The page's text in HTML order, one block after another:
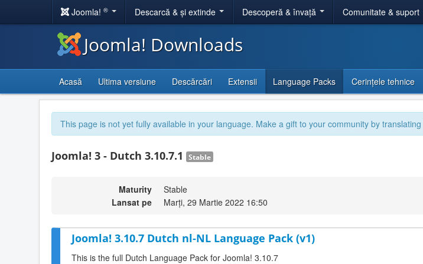
Joomla! ® Descarcă & și extinde Descoperă & învață Comunitate & suport
Joomla! Downloads
Acasă Ultima versiune Descărcări Extensii Language Packs Cerințele tehnice
This page is not yet fully available in your language. Make a gift to your community by
Joomla! 3 - Dutch 3.10.7.1 Stable
Maturity
Stable
Lansat pe
Marți, 29 Martie 2022 16:50
Joomla! 3.10.7 Dutch nl-NL Language Pack (v1)
This is the full Dutch Language Pack for Joomla! 3.10.7